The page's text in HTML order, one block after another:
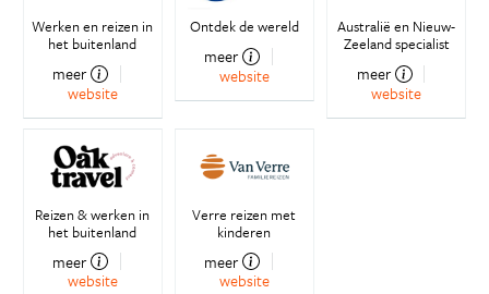
Werken en reizen in
het buitenland
meer
website
Ontdek de wereld
meer
website
Australië en Nieuw-
Zeeland specialist
meer
website
Reizen & werken in
het buitenland
meer
website
Verre reizen met
kinderen
meer
website